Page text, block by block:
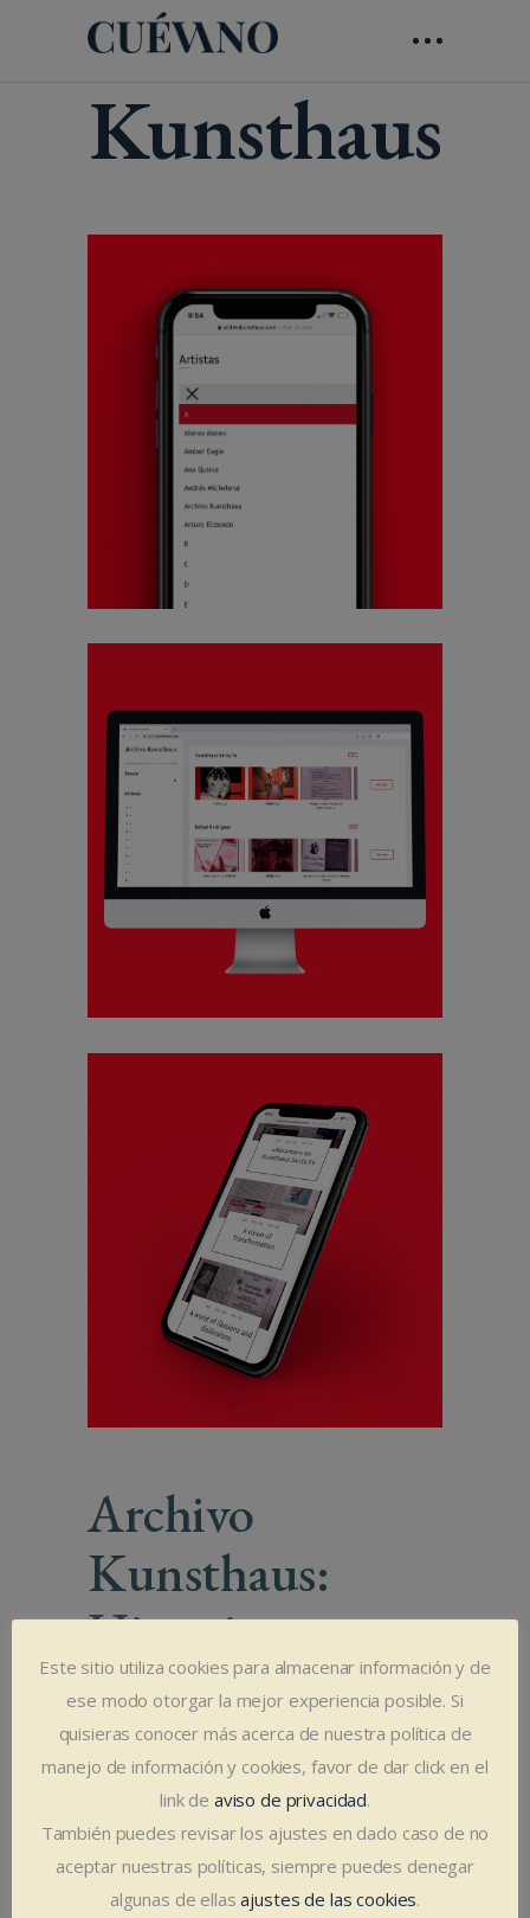
Kunsthaus
Archivo
Kunsthaus:
Historia y
cultura
Archivo Kunsthaus es un invaluable repositorio
de información que respalda la obra y
trayectoria de algunos de los artistas más
importantes de nuestra comunidad.
Con el fin de organizar y presentar este vasto
Este sitio utiliza cookies para almacenar información y de
ese modo otorgar la mejor experiencia posible. Si
quisieras conocer más acerca de nuestra política de
manejo de información y cookies, favor de dar click en el
link de aviso de privacidad.
También puedes revisar los ajustes en dado caso de no
aceptar nuestras políticas, siempre puedes denegar
algunas de ellasajustes de las cookies.